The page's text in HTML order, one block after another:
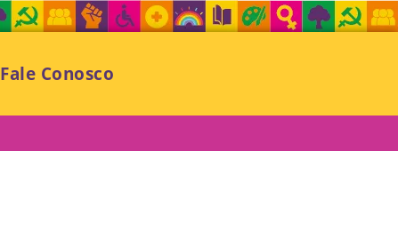
Fale Conosco